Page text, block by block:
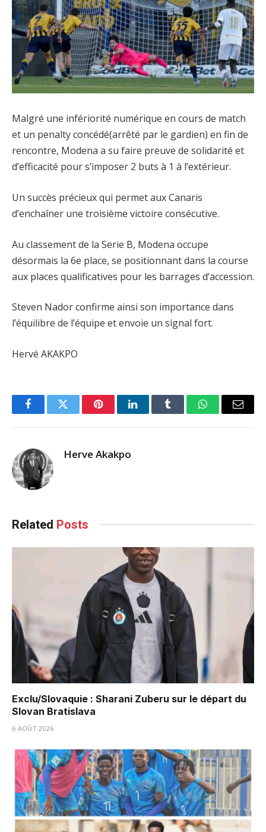
Malgré une infériorité numérique en cours de match
et un penalty concédé(arrêté par le gardien) en fin de
rencontre, Modena a su faire preuve de solidarité et
d’efficacité pour s’imposer 2 buts à 1 à l’extérieur.
Un succès précieux qui permet aux Canaris
d’enchaîner une troisième victoire consécutive.
Au classement de la Serie B, Modena occupe
désormais la 6e place, se positionnant dans la course
aux places qualificatives pour les barrages d’accession.
Steven Nador confirme ainsi son importance dans
l’équilibre de l’équipe et envoie un signal fort.
Hervé AKAKPO
FacebookTwitter PinterestLinkedInTumblr WhatsAppEmail
Herve Akakpo
Related Posts
Exclu/Slovaquie : Sharani Zuberu sur le départ du
Slovan Bratislava
6 AOÛT 2026